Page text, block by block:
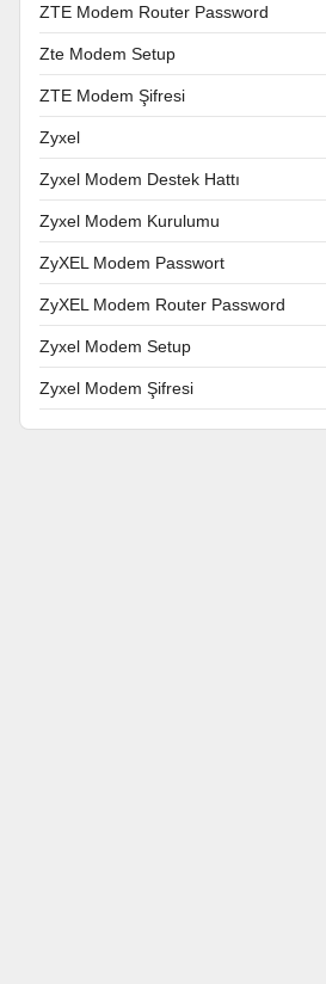
ZTE Modem Router Password
Zte Modem Setup
ZTE Modem Şifresi
Zyxel
Zyxel Modem Destek Hattı
Zyxel Modem Kurulumu
ZyXEL Modem Passwort
ZyXEL Modem Router Password
Zyxel Modem Setup
Zyxel Modem Şifresi